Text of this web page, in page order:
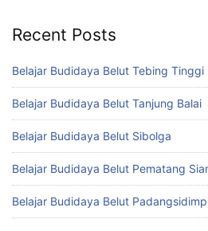
Recent Posts
Belajar Budidaya Belut Tebing Tinggi
Belajar Budidaya Belut Tanjung Balai
Belajar Budidaya Belut Sibolga
Belajar Budidaya Belut Pematang
Belajar Budidaya Belut